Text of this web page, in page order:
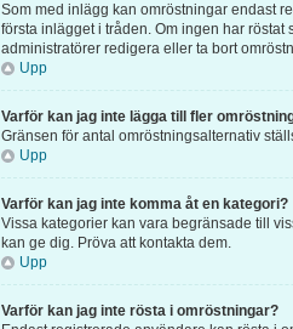
Som med inlägg kan omröstningar endast
första inlägget i tråden. Om ingen har
administratörer redigera eller ta bort
Upp
Varför kan jag inte lägga till fler
Gränsen för antal omröstningsalternativ
Upp
Varför kan jag inte komma åt en kategori?
Vissa kategorier kan vara begränsade till
kan ge dig. Pröva att kontakta dem.
Upp
Varför kan jag inte rösta i omröstningar?